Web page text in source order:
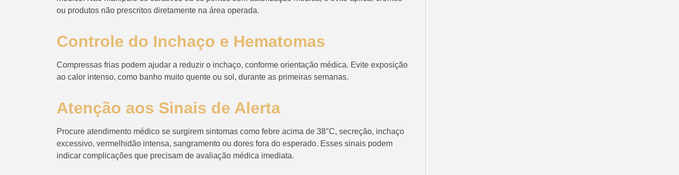
ou produtos não prescritos diretamente na área operada.
Controle do Inchaço e Hematomas
Compressas frias podem ajudar a reduzir o inchaço, conforme orientação médica. Evite exposição
ao calor intenso, como banho muito quente ou sol, durante as primeiras semanas.
Atenção aos Sinais de Alerta
Procure atendimento médico se surgirem sintomas como febre acima de 38°C, secreção, inchaço
excessivo, vermelhidão intensa, sangramento ou dores fora do esperado. Esses sinais podem
indicar complicações que precisam de avaliação médica imediata.